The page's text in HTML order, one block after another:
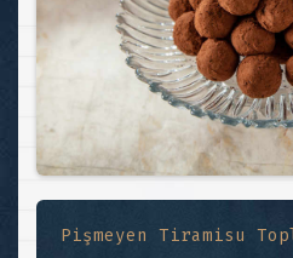
Pişmeyen Tiramisu